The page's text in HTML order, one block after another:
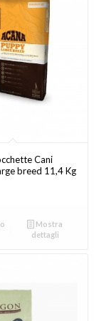
Cani
breed 11,4 Kg
Mostra
dettagli